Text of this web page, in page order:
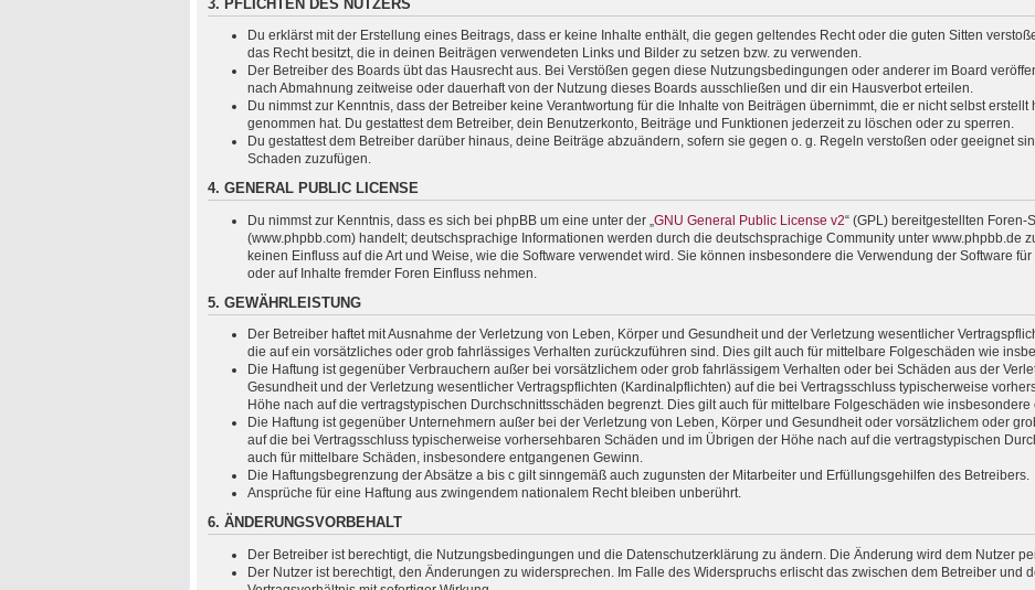
3. PFLICHTEN DES NUTZERS
Du erklärst mit der Erstellung eines Beitrags, dass er keine Inhalte enthält, die gegen geltendes Recht oder die guten Sitten
das Recht besitzt, die in deinen Beiträgen verwendeten Links und Bilder zu setzen bzw. zu verwenden.
Der Betreiber des Boards übt das Hausrecht aus. Bei Verstößen gegen diese Nutzungsbedingungen oder anderer im Board
nach Abmahnung zeitweise oder dauerhaft von der Nutzung dieses Boards ausschließen und dir ein Hausverbot erteilen.
Du nimmst zur Kenntnis, dass der Betreiber keine Verantwortung für die Inhalte von Beiträgen übernimmt, die er nicht selbst
genommen hat. Du gestattest dem Betreiber, dein Benutzerkonto, Beiträge und Funktionen jederzeit zu löschen oder zu sperren.
Du gestattest dem Betreiber darüber hinaus, deine Beiträge abzuändern, sofern sie gegen o. g. Regeln verstoßen oder geeignet
Schaden zuzufügen.
4. GENERAL PUBLIC LICENSE
Du nimmst zur Kenntnis, dass es sich bei phpBB um eine unter der „ GNU General Public License v2“ (GPL) bereitgestellten Foren-
(www.phpbb.com) handelt; deutschsprachige Informationen werden durch die deutschsprachige Community unter www.phpbb.de
keinen Einfluss auf die Art und Weise, wie die Software verwendet wird. Sie können insbesondere die Verwendung der Software
oder auf Inhalte fremder Foren Einfluss nehmen.
5. GEWÄHRLEISTUNG
Der Betreiber haftet mit Ausnahme der Verletzung von Leben, Körper und Gesundheit und der Verletzung wesentlicher
die auf ein vorsätzliches oder grob fahrlässiges Verhalten zurückzuführen sind. Dies gilt auch für mittelbare Folgeschäden wie
Die Haftung ist gegenüber Verbrauchern außer bei vorsätzlichem oder grob fahrlässigem Verhalten oder bei Schäden aus der
Gesundheit und der Verletzung wesentlicher Vertragspflichten (Kardinalpflichten) auf die bei Vertragsschluss typischerweise
Höhe nach auf die vertragstypischen Durchschnittsschäden begrenzt. Dies gilt auch für mittelbare Folgeschäden wie
Die Haftung ist gegenüber Unternehmern außer bei der Verletzung von Leben, Körper und Gesundheit oder vorsätzlichem oder
auf die bei Vertragsschluss typischerweise vorhersehbaren Schäden und im Übrigen der Höhe nach auf die vertragstypischen
auch für mittelbare Schäden, insbesondere entgangenen Gewinn.
Die Haftungsbegrenzung der Absätze a bis c gilt sinngemäß auch zugunsten der Mitarbeiter und Erfüllungsgehilfen des Betreibers.
Ansprüche für eine Haftung aus zwingendem nationalem Recht bleiben unberührt.
6. ÄNDERUNGSVORBEHALT
Der Betreiber ist berechtigt, die Nutzungsbedingungen und die Datenschutzerklärung zu ändern. Die Änderung wird dem Nutzer
Der Nutzer ist berechtigt, den Änderungen zu widersprechen. Im Falle des Widerspruchs erlischt das zwischen dem Betreiber und